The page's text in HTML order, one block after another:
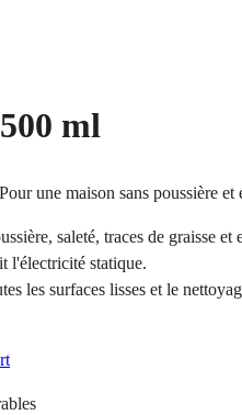
ml
une maison sans poussière et
saleté, traces de graisse et
l'électricité statique.
les surfaces lisses et le